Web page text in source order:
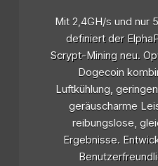
Mit 2,4GH/s und nur
definiert der
Scrypt-Mining neu.
Dogecoin
Luftkühlung,
geräuscharme
reibungslose,
Ergebnisse.